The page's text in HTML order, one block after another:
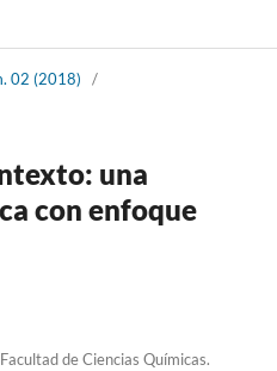
02 (2018)
/
una
con enfoque
de Ciencias Químicas.